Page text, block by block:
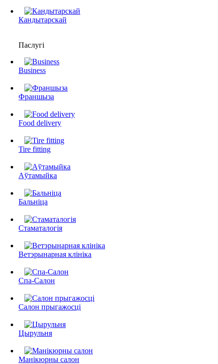
Кандытарскай
Паслугі
Business
Франшыза
Food delivery
Tire fitting
Аўтамыйка
Бальніца
Стаматалогія
Ветэрынарная клініка
Спа-Салон
Салон прыгажосці
Цырульня
Манікюрны салон